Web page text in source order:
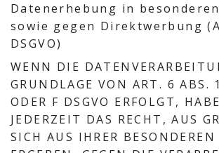
Datenerhebung in
sowie gegen Direktwerbung
DSGVO)
WENN DIE
GRUNDLAGE VON ART. 6 ABS.
ODER F DSGVO ERFOLGT,
JEDERZEIT DAS RECHT, AUS
SICH AUS IHRER